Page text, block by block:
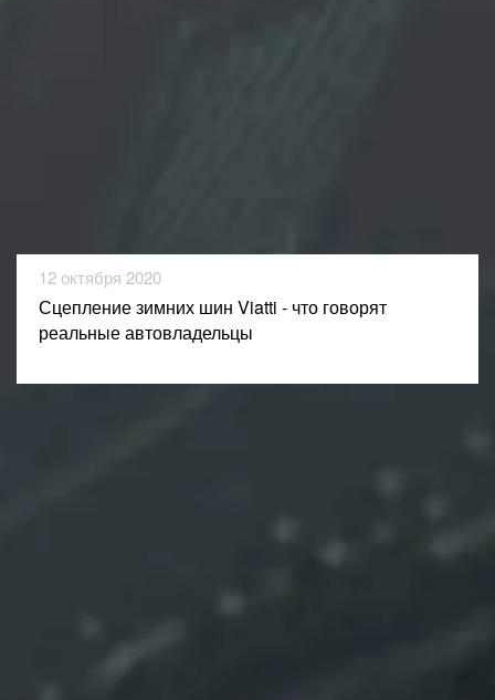
12 октября 2020
Сцепление зимних шин Viatti - что говорят
реальные автовладельцы